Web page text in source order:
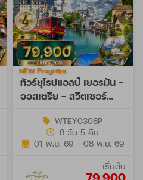
ทัวร์ยุโรปแอลป์ เยอรมัน -
ออสเตรีย - สวิตเซอร์
NOV 26
NEW Program
WTEY0308P
8 วัน 5 คืน
01 พ.ย. 69 - 08 พ.ย. 69
เริ่มต้น